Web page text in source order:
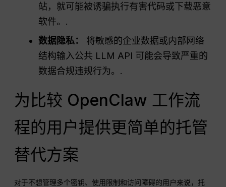
站，就可能被诱骗执行有害代码或下载恶意
软件。.
数据隐私：
将敏感的企业数据或内部网络
结构输入公共 LLM API 可能会导致严重的
数据合规违规行为。.
为比较 OpenClaw 工作流
程的用户提供更简单的托管
替代方案
对于不想管理多个密钥、使用限制和访问障碍的用户来说，托